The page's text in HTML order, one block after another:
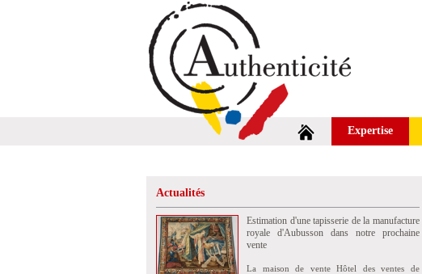
Expertise
Actualités
Estimation d'une tapisserie de la manufacture
royale d'Aubusson dans notre prochaine
vente
La maison de vente Hôtel des ventes de